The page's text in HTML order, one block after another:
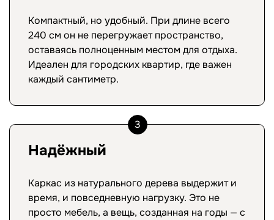
Компактный, но удобный. При длине всего
240 см он не перегружает пространство,
оставаясь полноценным местом для отдыха.
Идеален для городских квартир, где важен
каждый сантиметр.
3
Надёжный
Каркас из натурального дерева выдержит и
время, и повседневную нагрузку. Это не
просто мебель, а вещь, созданная на годы — с